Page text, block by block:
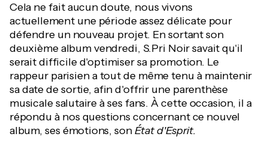
Cela ne fait aucun doute, nous vivons
actuellement une période assez délicate pour
défendre un nouveau projet. En sortant son
deuxième album vendredi, S.Pri Noir savait qu'il
serait difficile d'optimiser sa promotion. Le
rappeur parisien a tout de même tenu à maintenir
sa date de sortie, afin d'offrir une parenthèse
musicale salutaire à ses fans. À cette occasion, il a
répondu à nos questions concernant ce nouvel
album, ses émotions, sonÉtat d'Esprit.